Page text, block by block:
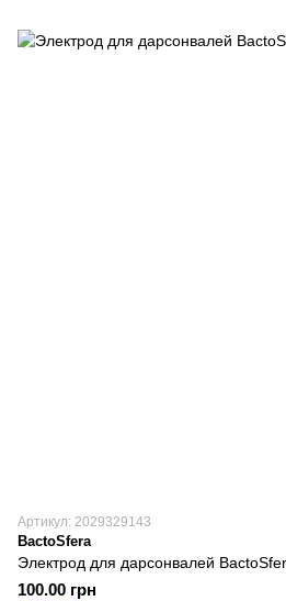
Артикул: 2029329143
BactoSfera
Электрод для дарсонвалей
100.00 грн